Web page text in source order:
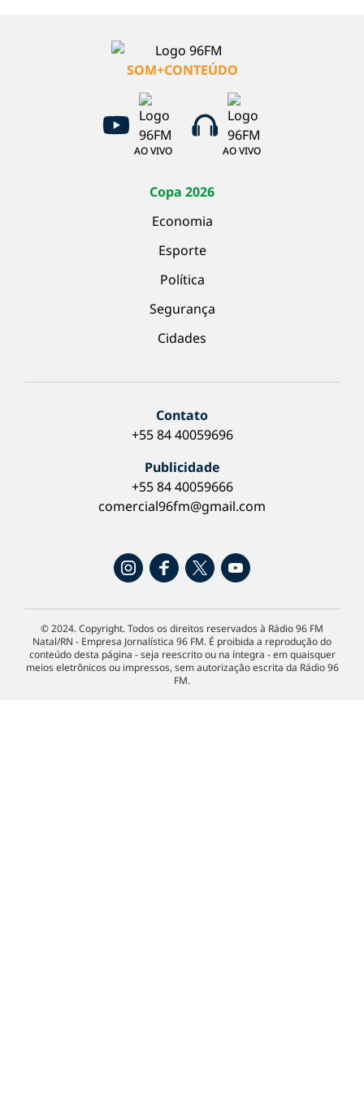
SOM+CONTEÚDO
AO VIVO AO VIVO
Copa 2026
Economia
Esporte
Política
Segurança
Cidades
Contato
+55 84 40059696
Publicidade
+55 84 40059666
comercial96fm@gmail.com
© 2024. Copyright. Todos os direitos reservados à Rádio 96 FM
Natal/RN - Empresa Jornalística 96 FM. É proibida a reprodução do
conteúdo desta página - seja reescrito ou na íntegra - em quaisquer
meios eletrônicos ou impressos, sem autorização escrita da Rádio 96
FM.